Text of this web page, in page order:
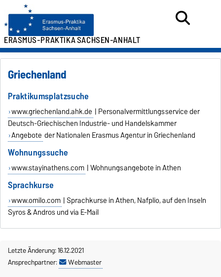
ERASMUS-PRAKTIKASACHSEN-ANHALT
Griechenland
Praktikumsplatzsuche
www.griechenland.ahk.de | Personalvermittlungsservice der
Deutsch-Griechischen Industrie- und Handelskammer
Angebote der Nationalen Erasmus Agentur in Griechenland
Wohnungssuche
www.stayinathens.com | Wohnungsangebote in Athen
Sprachkurse
www.omilo.com | Sprachkurse in Athen, Nafplio, auf den Inseln
Syros & Andros und via E-Mail
Letzte Änderung: 16.12.2021
Ansprechpartner:
Webmaster